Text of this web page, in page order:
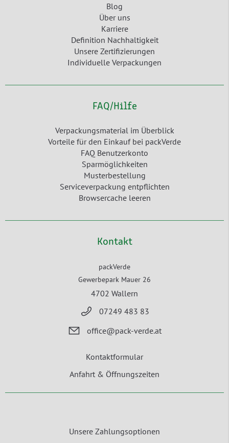
Blog
Über uns
Karriere
Definition Nachhaltigkeit
Unsere Zertifizierungen
Individuelle Verpackungen
FAQ/Hilfe
Verpackungsmaterial im Überblick
Vorteile für den Einkauf bei packVerde
FAQ Benutzerkonto
Sparmöglichkeiten
Musterbestellung
Serviceverpackung entpflichten
Browsercache leeren
Kontakt
packVerde
Gewerbepark Mauer 26
4702 Wallern
07249 483 83
office@pack-verde.at
Kontaktformular
Anfahrt & Öffnungszeiten
Unsere Zahlungsoptionen